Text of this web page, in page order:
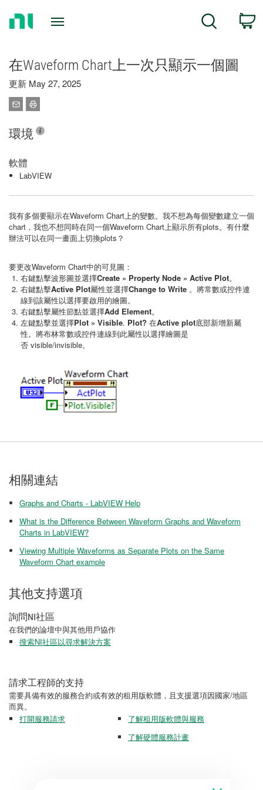
Search
在Waveform Chart上一次只顯示一個圖
更新 May 27, 2025
環境
軟體
LabVIEW
我有多個要顯示在Waveform Chart上的變數。我不想為每個變數建立一個
chart，我也不想同時在同一個Waveform Chart上顯示所有plots。有什麼
辦法可以在同一畫面上切換plots？
要更改Waveform Chart中的可見圖：
右鍵點擊波形圖並選擇Create » Property Node » Active Plot。
右鍵點擊Active Plot屬性並選擇Change to Write 。將常數或控件連
線到該屬性以選擇要啟用的繪圖。
右鍵點擊屬性節點並選擇Add Element。
左鍵點擊並選擇Plot » Visible. Plot? 在Active plot底部新增新屬
性。將布林常數或控件連線到此屬性以選擇繪圖是
否 visible/invisible。
相關連結
Graphs and Charts - LabVIEW Help
What is the Difference Between Waveform Graphs and Waveform
Charts in LabVIEW?
Viewing Multiple Waveforms as Separate Plots on the Same
Waveform Chart example
其他支持選項
詢問NI社區
在我們的論壇中與其他用戶協作
搜索NI社區以尋求解決方案
請求工程師的支持
需要具備有效的服務合約或有效的租用版軟體，且支援選項因國家/地區
而異。
打開服務請求
了解租用版軟體與服務
了解硬體服務計畫